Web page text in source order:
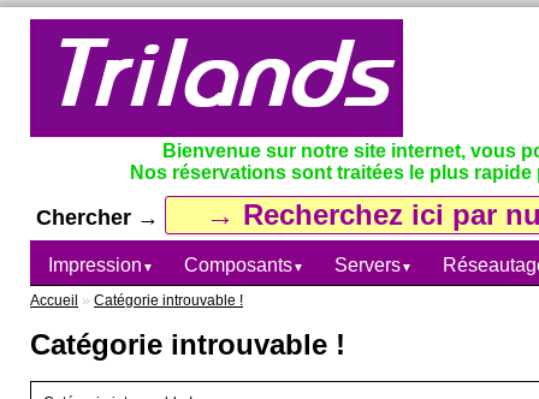
Bienvenue sur notre site internet, vous
Nos réservations sont traitées le plus
Chercher →
Impression ▼ Composants▼ Servers▼
Accueil » Catégorie introuvable !
Catégorie introuvable !